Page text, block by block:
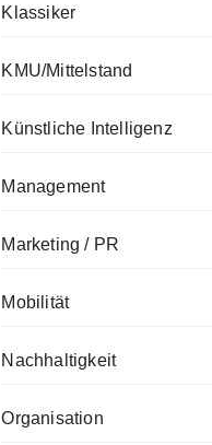
Klassiker
KMU/Mittelstand
Künstliche Intelligenz
Management
Marketing / PR
Mobilität
Nachhaltigkeit
Organisation